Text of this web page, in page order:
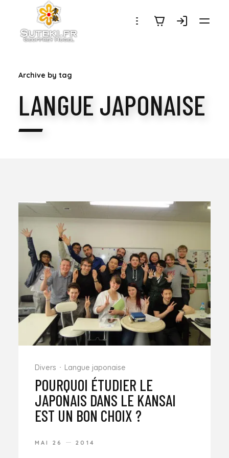
SUTEKI.FR
Archive by tag
LANGUE JAPONAISE
Divers Langue japonaise
POURQUOI ÉTUDIER LE
JAPONAIS DANS LE KANSAI
EST UN BON CHOIX ?
MAI 26 2014